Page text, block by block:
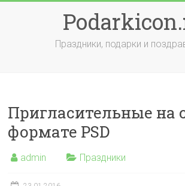
Праздники, подарки и
Пригласительные на
формате PSD
admin Праздники